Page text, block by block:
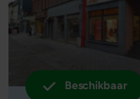
Beschikbaar